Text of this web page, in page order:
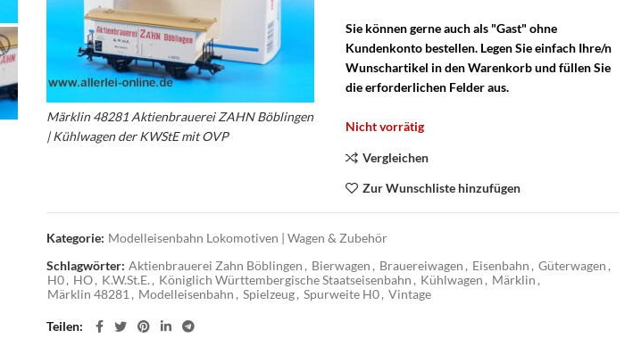
Märklin 48281 Aktienbrauerei ZAHN Böblingen
| Kühlwagen der KWStE mit OVP
Sie können gerne auch als "Gast" ohne
Kundenkonto bestellen. Legen Sie einfach Ihre/n
Wunschartikel in den Warenkorb und füllen Sie
die erforderlichen Felder aus.
Nicht vorrätig
Vergleichen
Zur Wunschliste hinzufügen
Kategorie: Modelleisenbahn Lokomotiven | Wagen & Zubehör
Schlagwörter: Aktienbrauerei Zahn Böblingen , Bierwagen , Brauereiwagen , Eisenbahn , Güterwagen ,
H0, HO, K.W.St.E. , Königlich Württembergische Staatseisenbahn , Kühlwagen , Märklin ,
Märklin 48281 , Modelleisenbahn , Spielzeug, Spurweite H0, Vintage
Teilen